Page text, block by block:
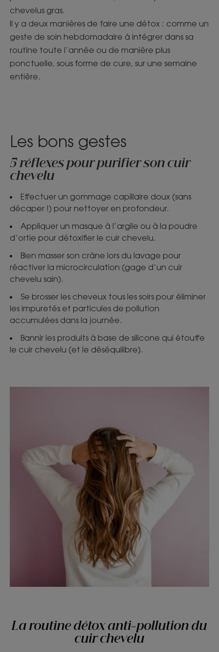
chevelus gras.
Il y a deux manières de faire une détox : comme un
geste de soin hebdomadaire à intégrer dans sa
routine toute l’année ou de manière plus
ponctuelle, sous forme de cure, sur une semaine
entière.
Les bons gestes
5 réflexes pour purifier son cuir
chevelu
Effectuer un gommage capillaire doux (sans
décaper !) pour nettoyer en profondeur.
Appliquer un masque à l’argile ou à la poudre
d’ortie pour détoxifier le cuir chevelu.
Bien masser son crâne lors du lavage pour
réactiver la microcirculation (gage d’un cuir
chevelu sain).
Se brosser les cheveux tous les soirs pour éliminer
les impuretés et particules de pollution
accumulées dans la journée.
Bannir les produits à base de silicone qui étouffe
le cuir chevelu (et le déséquilibre).
La routine détox anti-pollution du
cuir chevelu